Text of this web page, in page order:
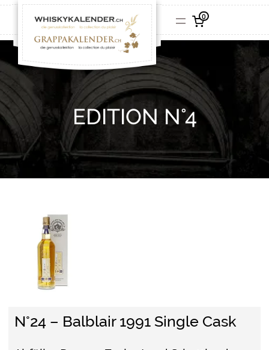
0
EDITION N°4
N°24 – Balblair 1991 Single Cask